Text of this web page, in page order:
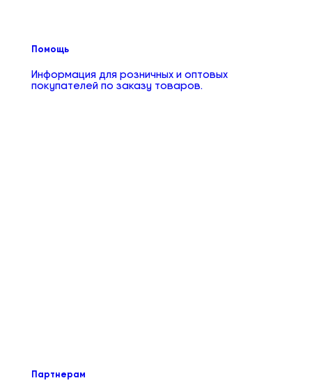
Помощь
Информация для розничных и оптовых
покупателей по заказу товаров.
Партнерам